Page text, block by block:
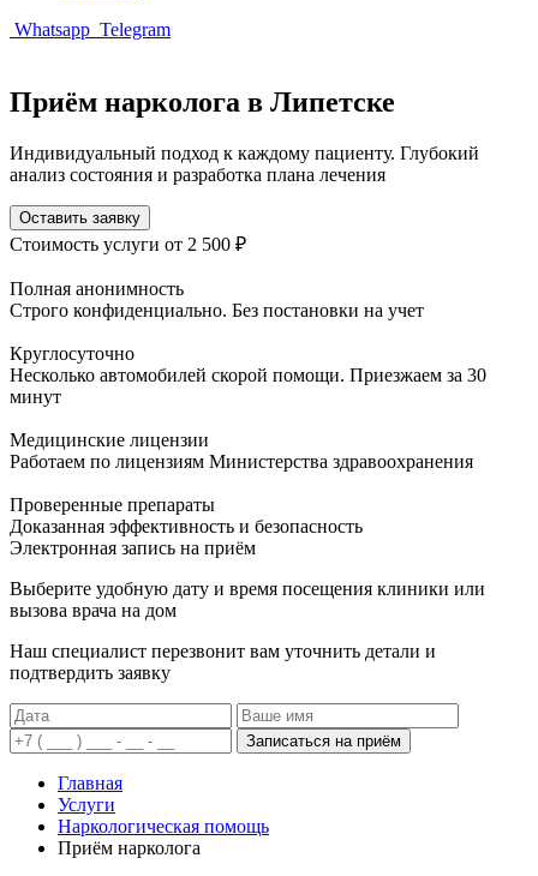
Whatsapp Telegram
Приём нарколога в Липетске
Индивидуальный подход к каждому пациенту. Глубокий
анализ состояния и разработка плана лечения
Оставить заявку
Стоимость услуги от 2 500 ₽
Полная анонимность
Строго конфиденциально. Без постановки на учет
Круглосуточно
Несколько автомобилей скорой помощи. Приезжаем за 30
минут
Медицинские лицензии
Работаем по лицензиям Министерства здравоохранения
Проверенные препараты
Доказанная эффективность и безопасность
Электронная запись на приём
Выберите удобную дату и время посещения клиники или
вызова врача на дом
Наш специалист перезвонит вам уточнить детали и
подтвердить заявку
Записаться на приём
Главная
Услуги
Наркологическая помощь
Приём нарколога